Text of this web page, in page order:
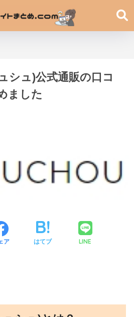
シュ)公式通販の口コ
ました
ア はてブ LINE